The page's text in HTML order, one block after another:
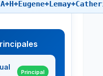
Principal